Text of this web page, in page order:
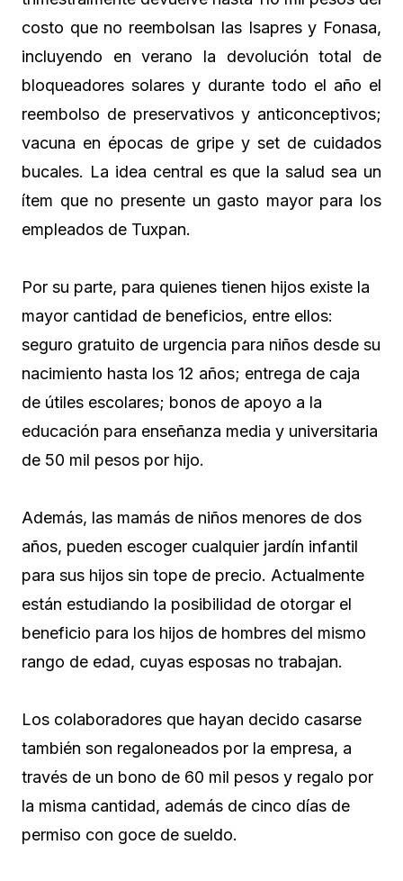
costo que no reembolsan las Isapres y Fonasa,
incluyendo en verano la devolución total de
bloqueadores solares y durante todo el año el
reembolso de preservativos y anticonceptivos;
vacuna en épocas de gripe y set de cuidados
bucales. La idea central es que la salud sea un
ítem que no presente un gasto mayor para los
empleados de Tuxpan.
Por su parte, para quienes tienen hijos existe la
mayor cantidad de beneficios, entre ellos:
seguro gratuito de urgencia para niños desde su
nacimiento hasta los 12 años; entrega de caja
de útiles escolares; bonos de apoyo a la
educación para enseñanza media y universitaria
de 50 mil pesos por hijo.
Además, las mamás de niños menores de dos
años, pueden escoger cualquier jardín infantil
para sus hijos sin tope de precio. Actualmente
están estudiando la posibilidad de otorgar el
beneficio para los hijos de hombres del mismo
rango de edad, cuyas esposas no trabajan.
Los colaboradores que hayan decido casarse
también son regaloneados por la empresa, a
través de un bono de 60 mil pesos y regalo por
la misma cantidad, además de cinco días de
permiso con goce de sueldo.